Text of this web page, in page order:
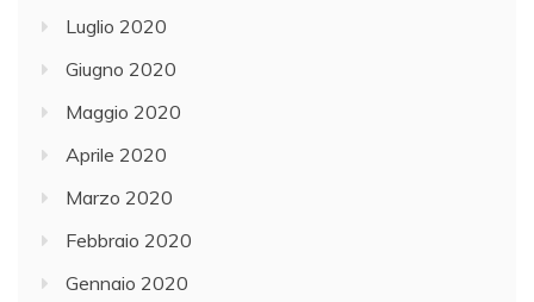
Luglio 2020
Giugno 2020
Maggio 2020
Aprile 2020
Marzo 2020
Febbraio 2020
Gennaio 2020